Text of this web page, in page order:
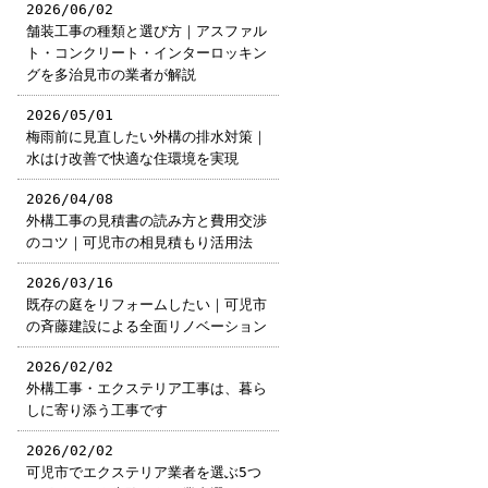
2026/06/02
舗装工事の種類と選び方｜アスファル
ト・コンクリート・インターロッキン
グを多治見市の業者が解説
2026/05/01
梅雨前に見直したい外構の排水対策｜
水はけ改善で快適な住環境を実現
2026/04/08
外構工事の見積書の読み方と費用交渉
のコツ｜可児市の相見積もり活用法
2026/03/16
既存の庭をリフォームしたい｜可児市
の斉藤建設による全面リノベーション
2026/02/02
外構工事・エクステリア工事は、暮ら
しに寄り添う工事です
2026/02/02
可児市でエクステリア業者を選ぶ5つ